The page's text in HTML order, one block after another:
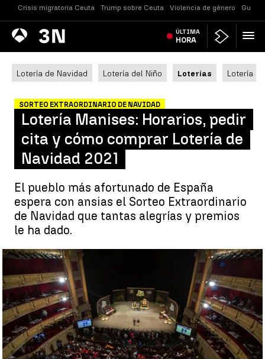
Crisis migratoria Ceuta Trump sobre Ceuta Violencia de género
Antena
3 Noticias ÚLTIMA
HORA
Lotería de Navidad Lotería del Niño Loterías Lotería
SORTEO EXTRAORDINARIO DE NAVIDAD
Lotería Manises: Horarios, pedir
cita y cómo comprar Lotería de
Navidad 2021
El pueblo más afortunado de España
espera con ansias el Sorteo Extraordinario
de Navidad que tantas alegrías y premios
le ha dado.